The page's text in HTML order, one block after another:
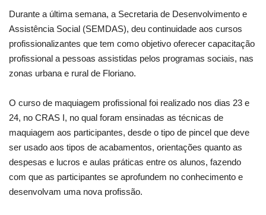
Webmail
Contato
Durante a última semana, a Secretaria de Desenvolvimento e
Assistência Social (SEMDAS), deu continuidade aos cursos
profissionalizantes que tem como objetivo oferecer capacitação
profissional a pessoas assistidas pelos programas sociais, nas
zonas urbana e rural de Floriano.
O curso de maquiagem profissional foi realizado nos dias 23 e
24, no CRAS I, no qual foram ensinadas as técnicas de
maquiagem aos participantes, desde o tipo de pincel que deve
ser usado aos tipos de acabamentos, orientações quanto as
despesas e lucros e aulas práticas entre os alunos, fazendo
com que as participantes se aprofundem no conhecimento e
desenvolvam uma nova profissão.